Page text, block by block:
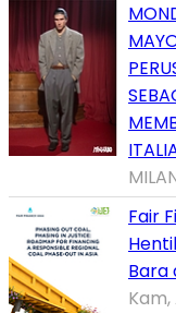
Fair
Bara
Kam,